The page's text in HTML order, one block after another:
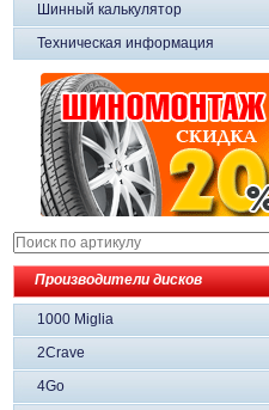
Шинный калькулятор
Техническая информация
Производители дисков
1000 Miglia
2Crave
4Go